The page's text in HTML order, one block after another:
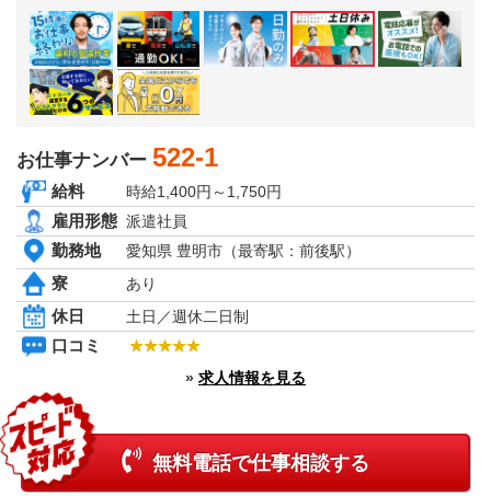
東京都
神奈川県
東北エリア
青森県
岩手県
宮城県
山形県
福島県
北海道エリア
北海道
甲信越・北陸エリア
新潟県
富山県
石川県
福井県
山梨県
中国エリア
鳥取県
島根県
岡山県
お仕事ナンバー 522-1
給料 時給1,400円～1,750円
雇用形態 派遣社員
勤務地 愛知県 豊明市（最寄駅：前後駅）
寮 あり
休日 土日／週休二日制
口コミ
» 求人情報を見る
無料電話で仕事相談する